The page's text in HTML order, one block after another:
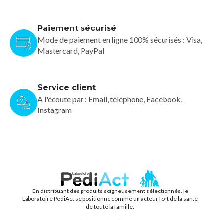
Paiement sécurisé
Mode de paiement en ligne 100% sécurisés : Visa,
Mastercard, PayPal
Service client
A l'écoute par : Email, téléphone, Facebook,
Instagram
PEDIACT
En distribuant des produits soigneusement sélectionnés, le
Laboratoire PediAct se positionne comme un acteur fort de la santé
de toute la famille.